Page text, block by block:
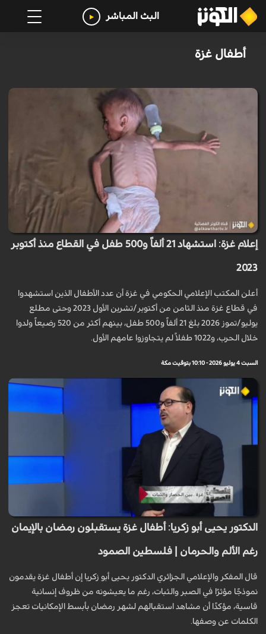
البث المباشر
أطفال غزة
إعلام غزة: استشهاد 21 ألفاً و500 طفل في القطاع منذ أكتوبر
2023
أعلن المكتب الإعلامي الحكومي في غزة أن عدد الأطفال الذين استشهدوا
في قطاع غزة منذ الثامن من أكتوبر/تشرين الأول 2023 وحتى مطلع
يوليو/تموز 2026 بلغ 21 ألفاً و500 طفل، بينهم أكثر من 520 رضيعاً ولدوا
خلال الحرب، و1022 طفلاً لم يتجاوزوا عامهم الأول.
السبت 4 يوليو 2026 - 10:10 بتوقيت مكة
الدكتور يحيى أبو زكريا: أطفال غزة يستقبلون رمضان بالإيمان
رغم الألم والحرمان | فلسطين الصمود
قال المفكر والإعلامي الجزائري الدكتور يحيى أبو زكريا إن أطفال غزة يقدمون
نموذجًا مؤثرًا في الصبر والثبات، رغم ما يعيشونه من ظروف إنسانية
قاسية، مؤكدًا أن مشاهد استقبالهم لشهر رمضان بأبسط الإمكانيات تعجز
الكلمات عن وصفها.